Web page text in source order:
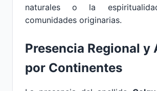
naturales o la
comunidades originarias.
Presencia Regional y
por Continentes